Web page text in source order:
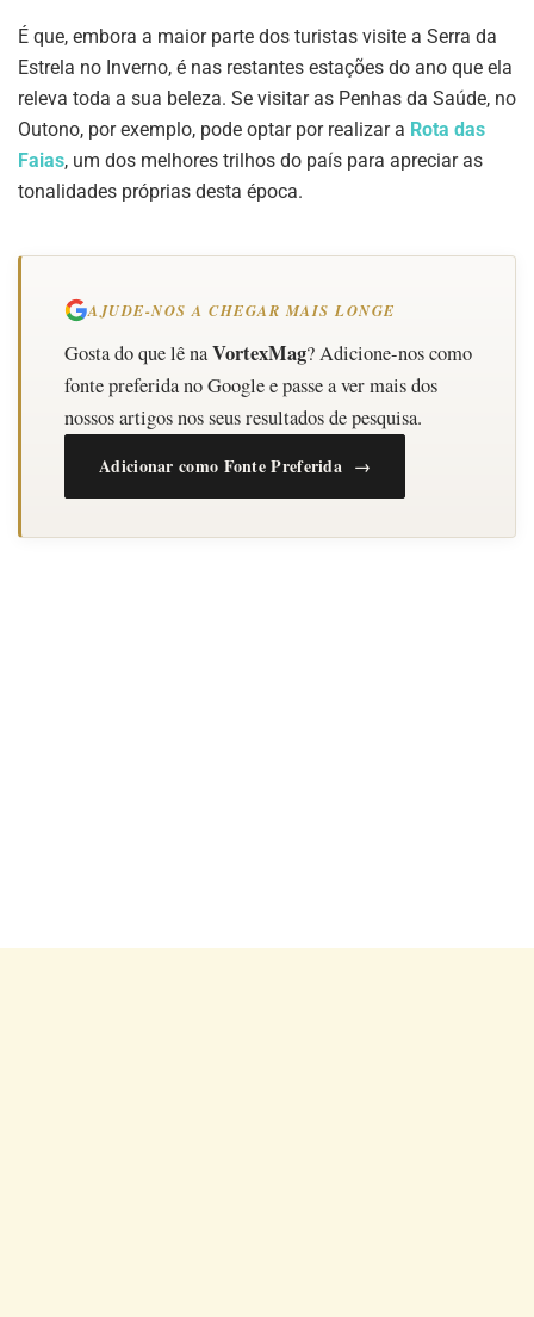
É que, embora a maior parte dos turistas visite a Serra da
Estrela no Inverno, é nas restantes estações do ano que ela
releva toda a sua beleza. Se visitar as Penhas da Saúde, no
Outono, por exemplo, pode optar por realizar a Rota das
Faias, um dos melhores trilhos do país para apreciar as
tonalidades próprias desta época.
AJUDE-NOS A CHEGAR MAIS LONGE
Gosta do que lê naVortexMag? Adicione-nos como
fonte preferida no Google e passe a ver mais dos
nossos artigos nos seus resultados de pesquisa.
Adicionar como Fonte Preferida →